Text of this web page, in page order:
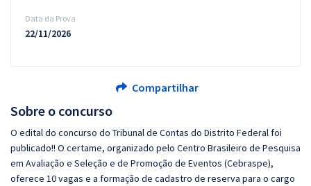
Sobre o concurso
O edital do concurso do Tribunal de Contas do Distrito Federal foi
publicado!! O certame, organizado pelo Centro Brasileiro de Pesquisa
em Avaliação e Seleção e de Promoção de Eventos (Cebraspe),
oferece 10 vagas e a formação de cadastro de reserva para o cargo
Data da Prova
22/11/2026
Compartilhar